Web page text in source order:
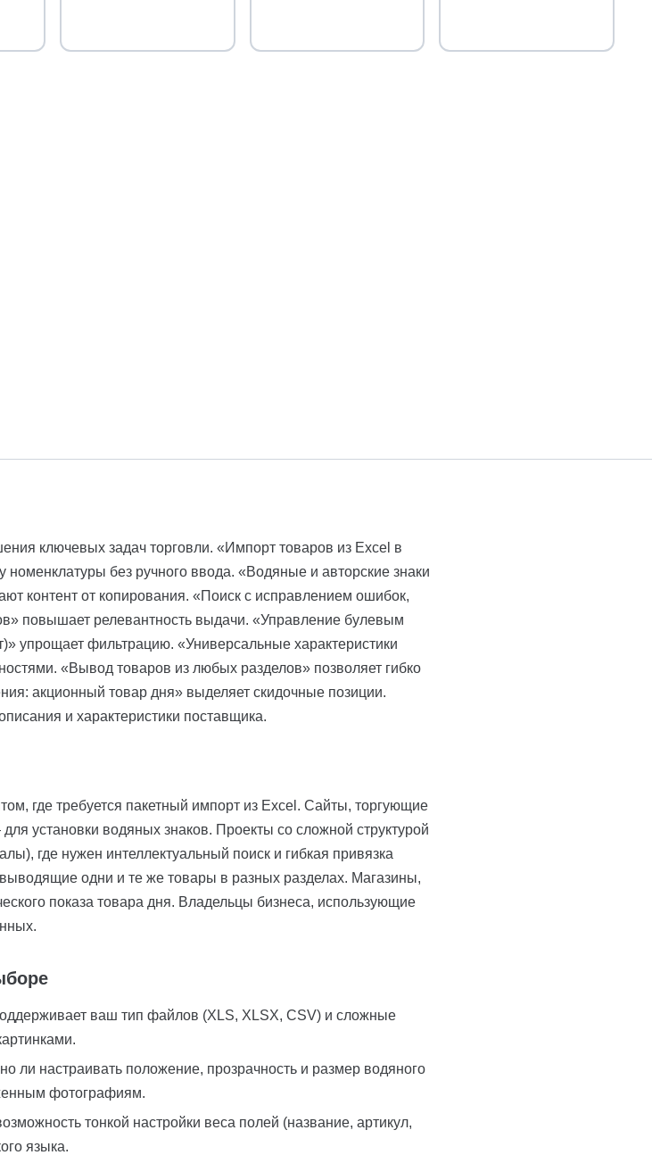
ключевых задач торговли. «Импорт товаров из Excel в
номенклатуры без ручного ввода. «Водяные и авторские знаки
контент от копирования. «Поиск с исправлением ошибок,
повышает релевантность выдачи. «Управление булевым
упрощает фильтрацию. «Универсальные характеристики
«Вывод товаров из любых разделов» позволяет гибко
акционный товар дня» выделяет скидочные позиции.
и характеристики поставщика.
где требуется пакетный импорт из Excel. Сайты, торгующие
установки водяных знаков. Проекты со сложной структурой
где нужен интеллектуальный поиск и гибкая привязка
одни и те же товары в разных разделах. Магазины,
показа товара дня. Владельцы бизнеса, использующие
ваш тип файлов (XLS, XLSX, CSV) и сложные
ли настраивать положение, прозрачность и размер водяного
фотографиям.
тонкой настройки веса полей (название, артикул,
языка.